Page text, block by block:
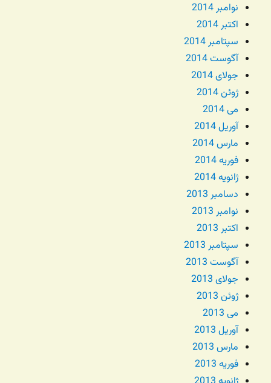
نوامبر 2014
اکتبر 2014
سپتامبر 2014
آگوست 2014
جولای 2014
ژوئن 2014
می 2014
آوریل 2014
مارس 2014
فوریه 2014
ژانویه 2014
دسامبر 2013
نوامبر 2013
اکتبر 2013
سپتامبر 2013
آگوست 2013
جولای 2013
ژوئن 2013
می 2013
آوریل 2013
مارس 2013
فوریه 2013